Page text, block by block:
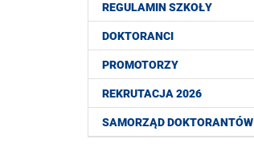
REGULAMIN SZKOŁY
DOKTORANCI
PROMOTORZY
REKRUTACJA 2026
SAMORZĄD DOKTORANTÓW